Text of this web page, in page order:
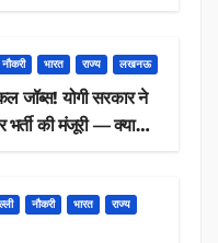
नौकरी भारत राज्य लखनऊ
जॉब्स! योगी सरकार ने
की मंजूरी — क्या
नौकरी भारत राज्य